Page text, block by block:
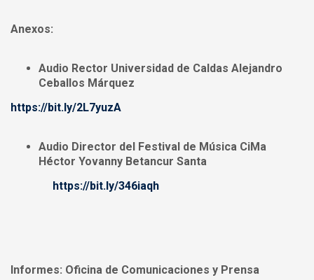
Anexos:
Audio Rector Universidad de Caldas Alejandro
Ceballos Márquez
https://bit.ly/2L7yuzA
Audio Director del Festival de Música CiMa
Héctor Yovanny Betancur Santa
https://bit.ly/346iaqh
Informes: Oficina de Comunicaciones y Prensa